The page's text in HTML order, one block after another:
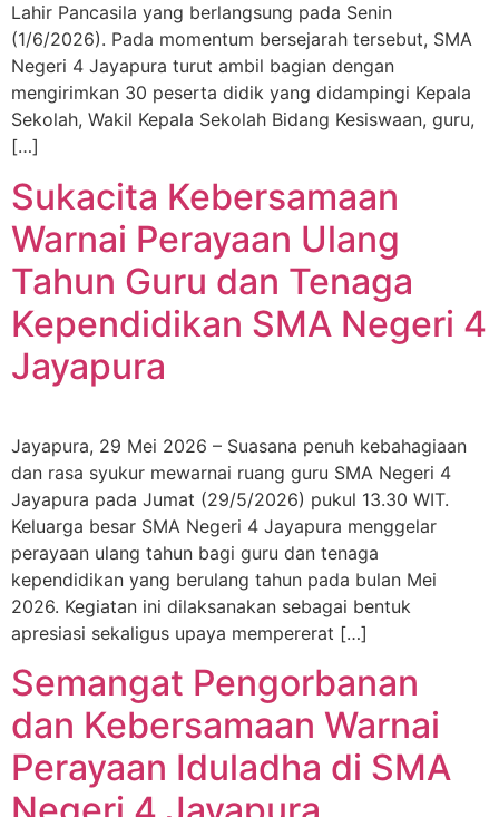
Lahir Pancasila yang berlangsung pada Senin
(1/6/2026). Pada momentum bersejarah tersebut, SMA
Negeri 4 Jayapura turut ambil bagian dengan
mengirimkan 30 peserta didik yang didampingi Kepala
Sekolah, Wakil Kepala Sekolah Bidang Kesiswaan, guru,
[…]
Sukacita Kebersamaan
Warnai Perayaan Ulang
Tahun Guru dan Tenaga
Kependidikan SMA Negeri 4
Jayapura
Jayapura, 29 Mei 2026 – Suasana penuh kebahagiaan
dan rasa syukur mewarnai ruang guru SMA Negeri 4
Jayapura pada Jumat (29/5/2026) pukul 13.30 WIT.
Keluarga besar SMA Negeri 4 Jayapura menggelar
perayaan ulang tahun bagi guru dan tenaga
kependidikan yang berulang tahun pada bulan Mei
2026. Kegiatan ini dilaksanakan sebagai bentuk
apresiasi sekaligus upaya mempererat […]
Semangat Pengorbanan
dan Kebersamaan Warnai
Perayaan Iduladha di SMA